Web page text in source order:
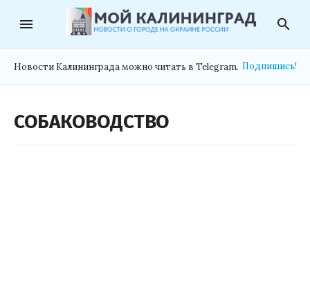
menu search
Новости Калининграда можно читать в Telegram. Подпишись!
СОБАКОВОДСТВО